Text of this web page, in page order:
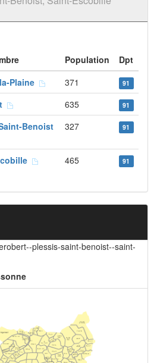
Population
Dpt
Plaine 371 91
635 91
Benoist 327 91
465 91
plessis-saint-benoist--saint-